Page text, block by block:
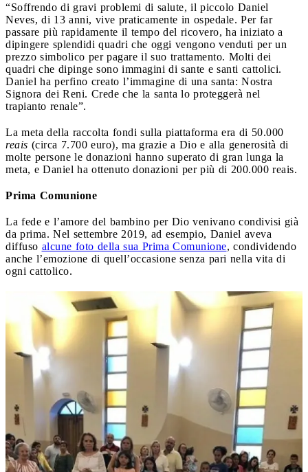
“Soffrendo di gravi problemi di salute, il piccolo Daniel
Neves, di 13 anni, vive praticamente in ospedale. Per far
passare più rapidamente il tempo del ricovero, ha iniziato a
dipingere splendidi quadri che oggi vengono venduti per un
prezzo simbolico per pagare il suo trattamento. Molti dei
quadri che dipinge sono immagini di sante e santi cattolici.
Daniel ha perfino creato l’immagine di una santa: Nostra
Signora dei Reni. Crede che la santa lo proteggerà nel
trapianto renale”.
La meta della raccolta fondi sulla piattaforma era di 50.000
reais (circa 7.700 euro), ma grazie a Dio e alla generosità di
molte persone le donazioni hanno superato di gran lunga la
meta, e Daniel ha ottenuto donazioni per più di 200.000 reais.
Prima Comunione
La fede e l’amore del bambino per Dio venivano condivisi già
da prima. Nel settembre 2019, ad esempio, Daniel aveva
diffuso alcune foto della sua Prima Comunione, condividendo
anche l’emozione di quell’occasione senza pari nella vita di
ogni cattolico.